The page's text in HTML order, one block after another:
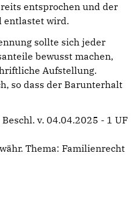
entsprochen und der
entlastet wird.
sollte sich jeder
bewusst machen,
Aufstellung.
so dass der Barunterhalt
v. 04.04.2025 - 1 UF
Thema: Familienrecht